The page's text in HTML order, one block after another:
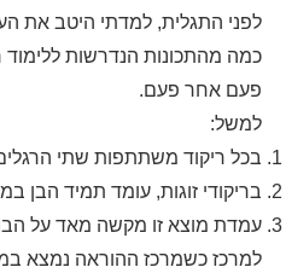
לפני התגלית, למדתי היטב את
כמה מהתכונות הנדרשות ללימוד
פעם אחר פעם.
למשל:
בכל ריקוד משתתפות שתי
בריקודי זוגות, עומד תמיד הבן
עמדת מוצא זו מקשה מאד על
למרכז כשמרכז ההוראה נמצא